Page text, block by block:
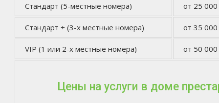
Стандарт (5-местные номера) от 25 000
Стандарт + (3-х местные номера) от 35 000
VIP (1 или 2-х местные номера) от 50 000
Цены на услуги в доме